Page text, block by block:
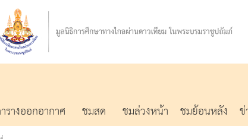
รางออกอากาศ ชมสด ชมล่วงหน้า ชมย้อนหลัง